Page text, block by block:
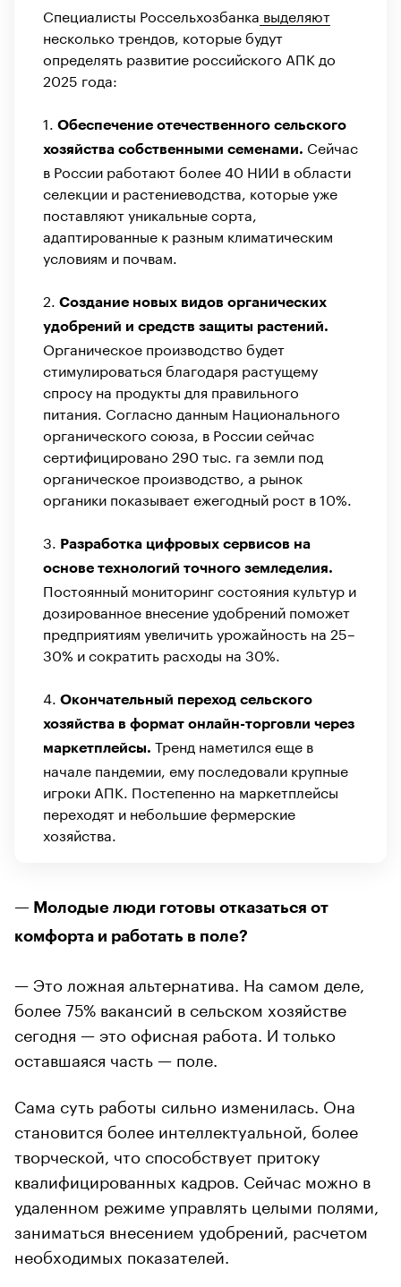
Специалисты Россельхозбанка выделяют
несколько трендов, которые будут
определять развитие российского АПК до
2025 года:
1.
Обеспечение отечественного сельского
хозяйства собственными семенами. Сейчас
в России работают более 40 НИИ в области
селекции и растениеводства, которые уже
поставляют уникальные сорта,
адаптированные к разным климатическим
условиям и почвам.
2.
Создание новых видов органических
удобрений и средств защиты растений.
Органическое производство будет
стимулироваться благодаря растущему
спросу на продукты для правильного
питания. Согласно данным Национального
органического союза, в России сейчас
сертифицировано 290 тыс. га земли под
органическое производство, а рынок
органики показывает ежегодный рост в 10%.
3.
Разработка цифровых сервисов на
основе технологий точного земледелия.
Постоянный мониторинг состояния культур и
дозированное внесение удобрений поможет
предприятиям увеличить урожайность на 25–
30% и сократить расходы на 30%.
4. Окончательный переход сельского
хозяйства в формат онлайн-торговли через
маркетплейсы. Тренд наметился еще в
начале пандемии, ему последовали крупные
игроки АПК. Постепенно на маркетплейсы
переходят и небольшие фермерские
хозяйства.
— Молодые люди готовы отказаться от
комфорта и работать в поле?
— Это ложная альтернатива. На самом деле,
более 75% вакансий в сельском хозяйстве
сегодня — это офисная работа. И только
оставшаяся часть — поле.
Сама суть работы сильно изменилась. Она
становится более интеллектуальной, более
творческой, что способствует притоку
квалифицированных кадров. Сейчас можно в
удаленном режиме управлять целыми полями,
заниматься внесением удобрений, расчетом
необходимых показателей.